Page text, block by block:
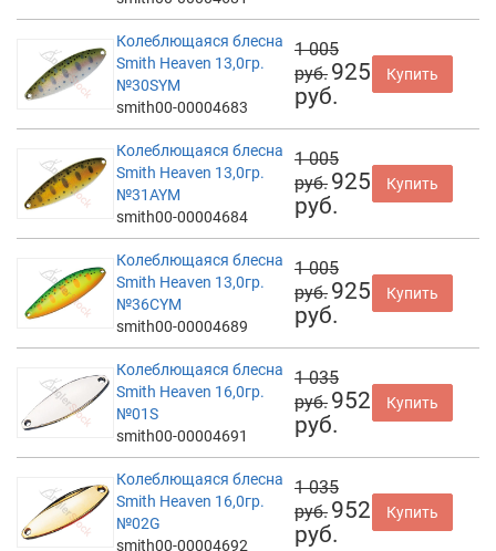
Колеблющаяся блесна
Smith Heaven 13,0гр.
№30SYM
smith00-00004683
1 005
руб. 925
руб.
Купить
Колеблющаяся блесна
Smith Heaven 13,0гр.
№31AYM
smith00-00004684
1 005
руб. 925
руб.
Купить
Колеблющаяся блесна
Smith Heaven 13,0гр.
№36CYM
smith00-00004689
1 005
руб. 925
руб.
Купить
Колеблющаяся блесна
Smith Heaven 16,0гр.
№01S
smith00-00004691
1 035
руб. 952
руб.
Купить
Колеблющаяся блесна
Smith Heaven 16,0гр.
№02G
smith00-00004692
1 035
руб. 952
руб.
Купить